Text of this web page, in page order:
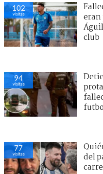
102
visitas
eran
club
94
visitas
77
visitas
del